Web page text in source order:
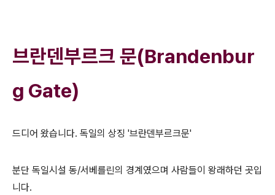
브란덴부르크 문(Brandenbur
g Gate)
드디어 왔습니다. 독일의 상징 '브란덴부르크문'
분단 독일시설 동/서베를린의 경계였으며 사람들이 왕래하던 곳입
니다.